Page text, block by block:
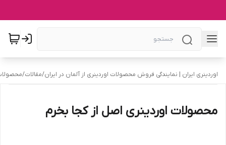
اوردینری ایران | نمایندگی فروش محصولات اوردینری از آلمان در ایران/مقالات/
محصولات اوردینری اصل از کجا بخرم